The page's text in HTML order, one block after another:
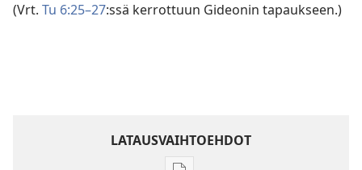
(Vrt. Tu 6:25–27:ssä kerrottuun Gideonin tapaukseen.)
LATAUSVAIHTOEHDOT